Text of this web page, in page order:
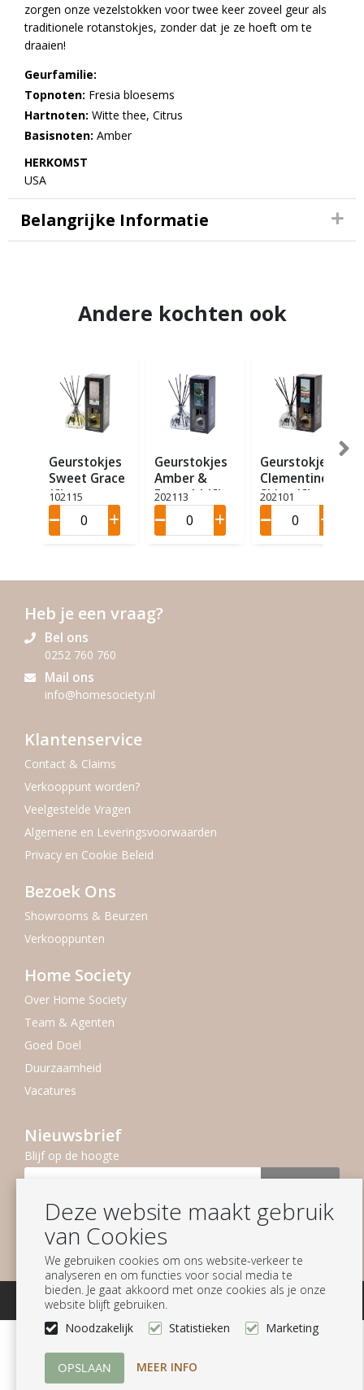
Deze website maakt gebruik
van Cookies
We gebruiken cookies om ons website-verkeer te
analyseren en om functies voor social media te
bieden. Je gaat akkoord met onze cookies als je onze
website blijft gebruiken.
Noodzakelijk
Statistieken Marketing
MEER INFO
zorgen onze vezelstokken voor twee keer zoveel geur als
traditionele rotanstokjes, zonder dat je ze hoeft om te
draaien!
Geurfamilie:
Topnoten: Fresia bloesems
Hartnoten: Witte thee, Citrus
Basisnoten: Amber
HERKOMST
USA
Belangrijke Informatie
Andere kochten ook
Geurstokjes
Sweet Grace
(6)
102115
Geurstokjes
Amber &
Emerald (6)
202113
Geurstokjes
Clementine
Shine (6)
202101
Heb je een vraag?
Bel ons
0252 760 760
Mail ons
info@homesociety.nl
Klantenservice
Contact & Claims
Verkooppunt worden?
Veelgestelde Vragen
Algemene en Leveringsvoorwaarden
Privacy en Cookie Beleid
Bezoek Ons
Showrooms & Beurzen
Verkooppunten
Home Society
Over Home Society
Team & Agenten
Goed Doel
Duurzaamheid
Vacatures
Nieuwsbrief
Blijf op de hoogte
Aanmelden
Volg ons
© Homesociety B.V.